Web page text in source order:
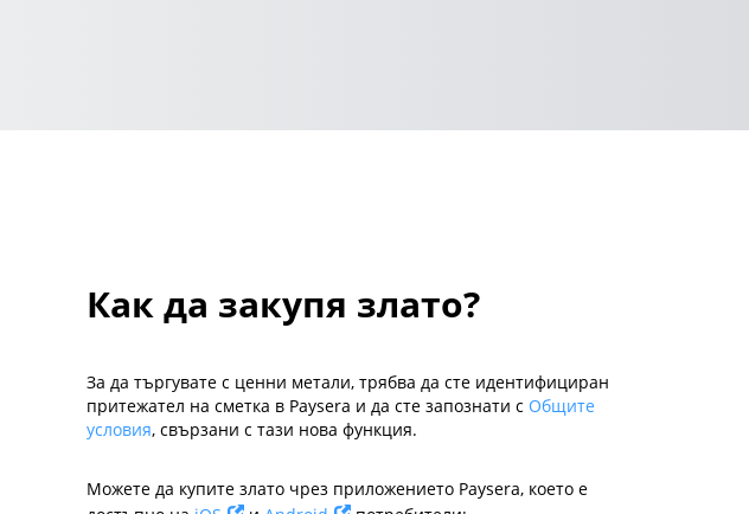
Как да закупя злато?
За да търгувате с ценни метали, трябва да сте идентифициран
притежател на сметка в Paysera и да сте запознати с Общите
условия, свързани с тази нова функция.
Можете да купите злато чрез приложението Paysera, което е